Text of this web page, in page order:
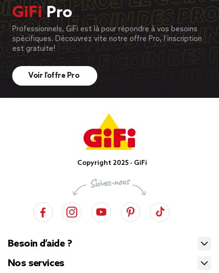
GiFiPro
Professionnels, GiFi est là pour répondre à vos besoins
spécifiques. Découvrez vite notre offre Pro, l’inscription
est gratuite!
Voir l’offre Pro
Copyright 2025 - GiFi
Besoin d’aide ?
Nos services